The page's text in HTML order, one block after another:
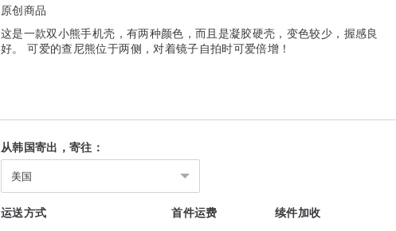
原创商品
这是一款双小熊手机壳，有两种颜色，而且是凝胶硬壳，变色较少，握感良
好。 可爱的查尼熊位于两侧，对着镜子自拍时可爱倍增！
从韩国寄出，寄往：
美国
运送方式 首件运费
续件加收